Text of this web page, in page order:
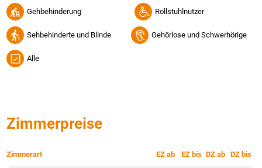
Gehbehinderung Rollstuhlnutzer
Sehbehinderte und Blinde Gehörlose und Schwerhörige
Alle
Zimmerpreise
Zimmerart EZ ab EZ bis DZ ab DZ bis